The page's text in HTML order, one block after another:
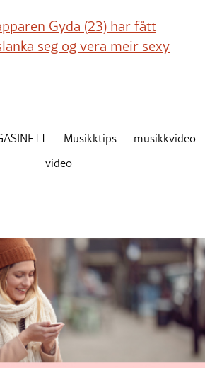
Gyda (23) har fått
seg og vera meir sexy
Musikktips
musikkvideo
video